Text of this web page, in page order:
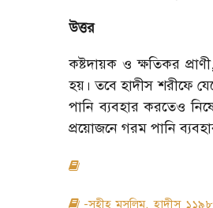
উত্তর
কষ্টদায়ক ও ক্ষতিকর
হয়। তবে হাদীস শরীফে
পানি ব্যবহার করতেও
প্রয়োজনে গরম পানি
-সহীহ মুসলিম, হাদীস